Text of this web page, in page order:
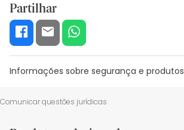
Partilhar
Informações sobre segurança e produtos
Recursos de segurança visual
Comunicar questões jurídicas